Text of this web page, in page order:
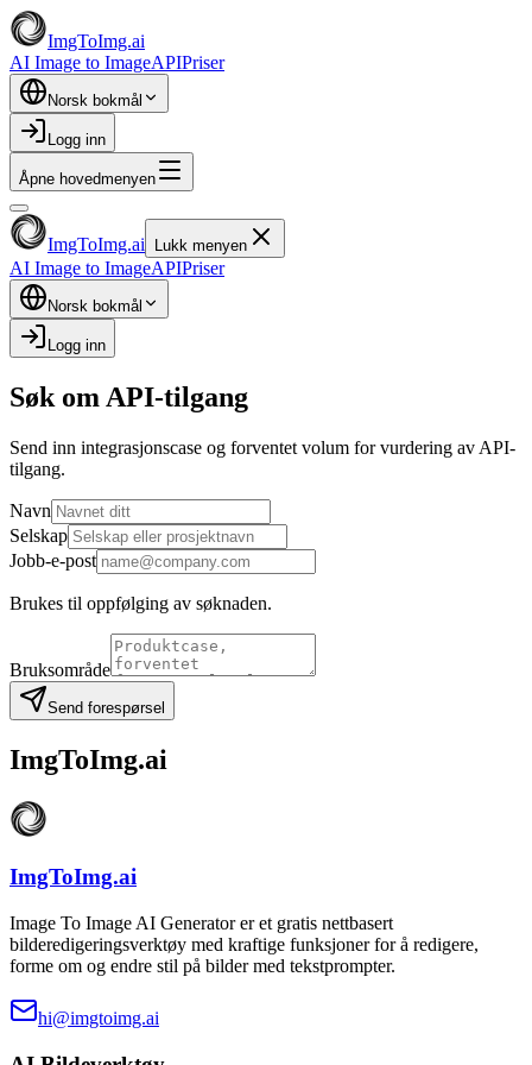
ImgToImg.ai
AI Image to ImageAPIPriser
Norsk bokmål
Logg inn
Åpne hovedmenyen
ImgToImg.ai Lukk menyen
AI Image to ImageAPIPriser
Norsk bokmål
Logg inn
Søk om API-tilgang
Send inn integrasjonscase og forventet volum for vurdering av API-
tilgang.
Navn
Selskap
Jobb-e-post
Brukes til oppfølging av søknaden.
Bruksområde
Send forespørsel
ImgToImg.ai
ImgToImg.ai
Image To Image AI Generator er et gratis nettbasert
bilderedigeringsverktøy med kraftige funksjoner for å redigere,
forme om og endre stil på bilder med tekstprompter.
hi@imgtoimg.ai